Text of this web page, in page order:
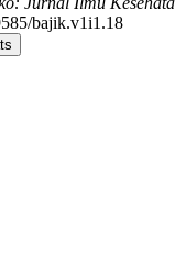
bajik.v1i1.18